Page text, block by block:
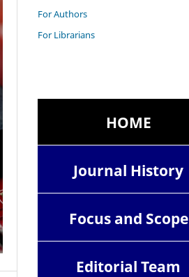
For Authors
For Librarians
HOME
Journal History
Focus and Scope
Editorial Team